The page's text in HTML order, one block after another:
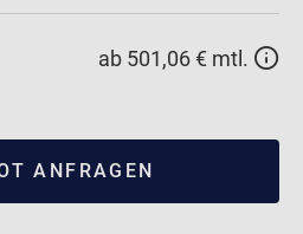
ab 501,06 € mtl.
ANFRAGEN